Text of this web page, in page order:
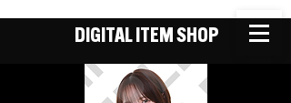
DIGITAL ITEM SHOP